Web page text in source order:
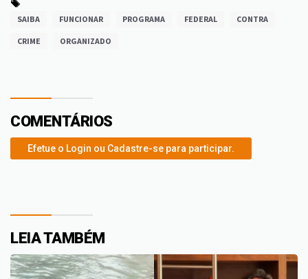
SAIBA FUNCIONAR PROGRAMA FEDERAL CONTRA
CRIME ORGANIZADO
COMENTÁRIOS
Efetue o Login ou Cadastre-se para participar.
LEIA TAMBÉM